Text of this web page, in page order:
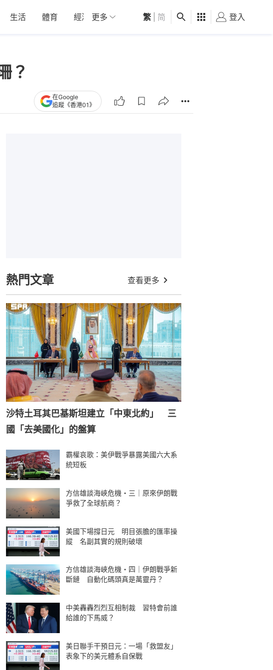
生活 體育 經濟 01深圳 觀點 健康 好食玩飛
更多 繁 简 登入
？
在Google
追蹤《香港01》
熱門文章 查看更多
沙特土耳其巴基斯坦建立「中東北約」 三
國「去美國化」的盤算
霸權哀歌：美伊戰爭暴露美國六大系
統短板
方信雄談海峽危機・三｜原來伊朗戰
爭救了全球航商？
美國下場撐日元 明目張膽的匯率操
縱 名副其實的規則破壞
方信雄談海峽危機・四｜伊朗戰爭新
斷鏈 自動化碼頭真是萬靈丹？
中美轟轟烈烈互相制裁 習特會前誰
給誰的下馬威？
美日聯手干預日元：一場「救盟友」
表象下的美元體系自保戰